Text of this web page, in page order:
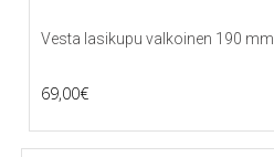
Vesta lasikupu valkoinen 190 mm
69,00€